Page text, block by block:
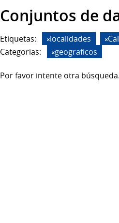
Conjuntos de
Etiquetas: localidades
Categorias:
geograficos
Por favor intente otra búsqueda.